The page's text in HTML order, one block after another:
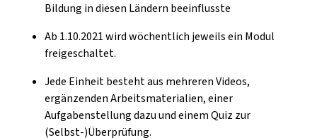
Bildung in diesen Ländern beeinflusste
Ab 1.10.2021 wird wöchentlich jeweils ein Modul
freigeschaltet.
Jede Einheit besteht aus mehreren Videos,
ergänzenden Arbeitsmaterialien, einer
Aufgabenstellung dazu und einem Quiz zur
(Selbst-)Überprüfung.